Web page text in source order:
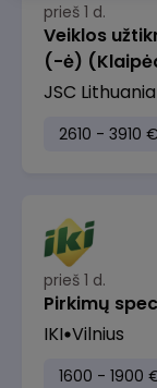
prieš 1 d.
Veiklos
(-ė)
JSC
2610 - 3910
prieš 1 d.
Pirkimų
IKI Vilnius
1600 - 1900